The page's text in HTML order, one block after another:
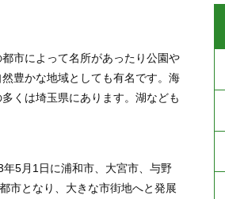
市によって名所があったり公園や
豊かな地域としても有名です。海
くは埼玉県にあります。湖なども
5月1日に浦和市、大宮市、与野
市となり、大きな市街地へと発展